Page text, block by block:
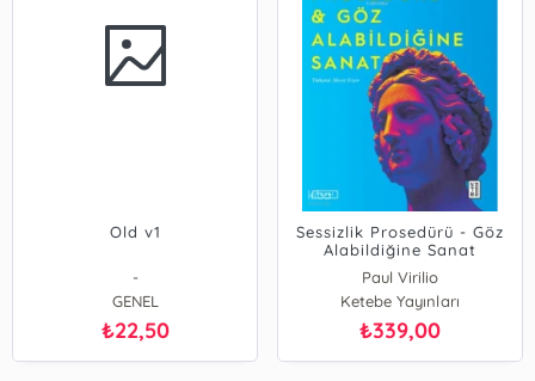
Old v1
-
GENEL
₺22,50
Sessizlik Prosedürü - Göz
Alabildiğine Sanat
Paul Virilio
Ketebe Yayınları
₺339,00